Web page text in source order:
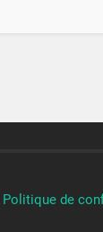
Politique de